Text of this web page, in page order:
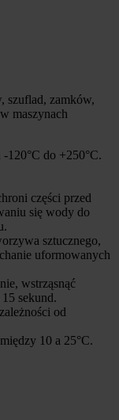
szuflad, zamków,
maszynach
120°C do +250°C.
części przed
się wody do
sztucznego,
uformowanych
wstrząsnąć
sekund.
od
10 a 25°C.